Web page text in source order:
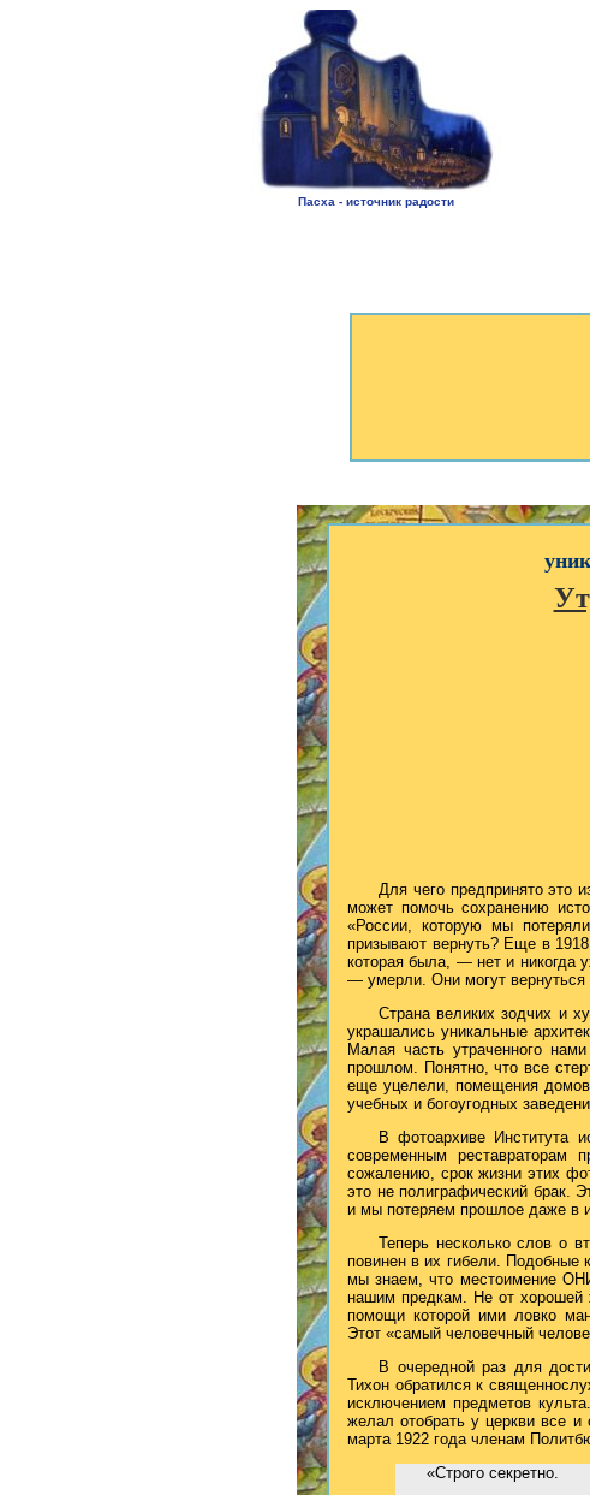
Пасха - источник радости
Для чего предпринято это
может помочь сохранению
«России, которую мы
призывают вернуть? Еще в
которая была, — нет и никогда
— умерли. Они могут вернуться
Страна великих зодчих и
украшались уникальные
Малая часть утраченного
прошлом. Понятно, что все
еще уцелели, помещения
учебных и богоугодных
В фотоархиве Института
современным реставраторам
сожалению, срок жизни этих
это не полиграфический брак.
и мы потеряем прошлое даже в
Теперь несколько слов о
повинен в их гибели. Подобные
мы знаем, что местоимение
нашим предкам. Не от хорошей
помощи которой ими ловко
Этот «самый человечный
В очередной раз для
Тихон обратился к
исключением предметов
желал отобрать у церкви все и
марта 1922 года членам
«Строго секретно.